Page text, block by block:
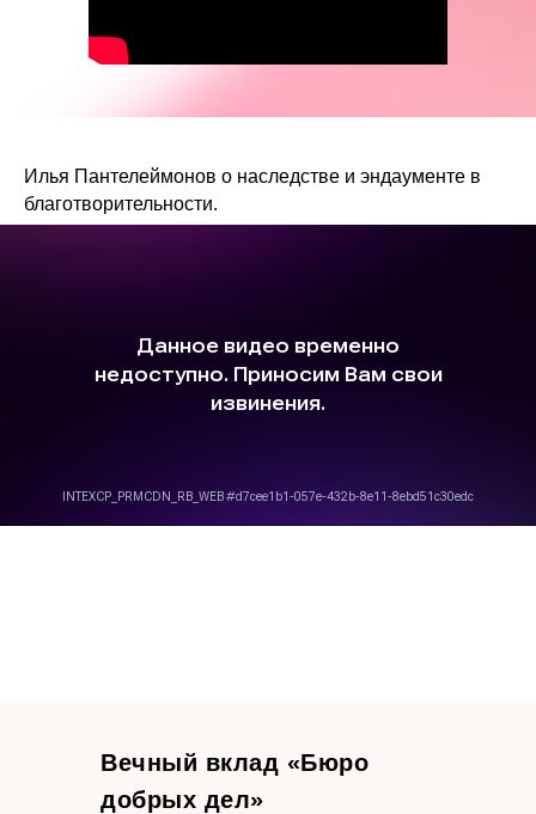
Илья Пантелеймонов о наследстве и эндаументе в
благотворительности.
Вечный вклад «Бюро
добрых дел»